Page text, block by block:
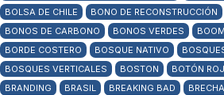
BOLSA DE CHILE
BONO DE RECONSTRUCCIÓN
BONOS DE CARBONO
BONOS VERDES
BORDE COSTERO
BOSQUE NATIVO
BOSQUES VERTICALES
BOSTON BOTÓN
BRANDING
BRASIL BREAKING BAD